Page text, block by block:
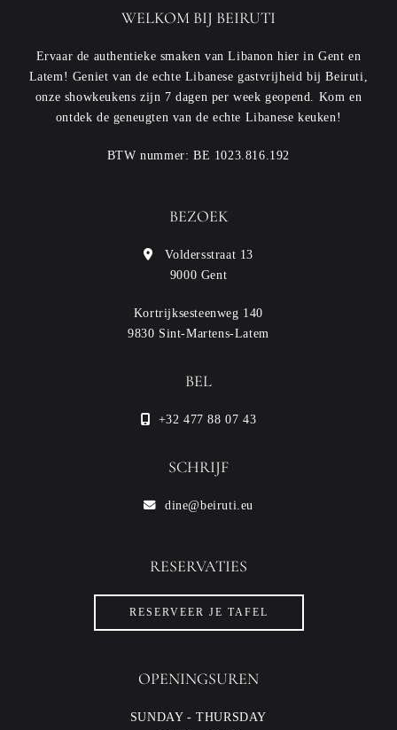
WELKOM BIJ BEIRUTI
Ervaar de authentieke smaken van Libanon hier in Gent en
Latem! Geniet van de echte Libanese gastvrijheid bij Beiruti,
onze showkeukens zijn 7 dagen per week geopend. Kom en
ontdek de geneugten van de echte Libanese keuken!
BTW nummer: BE 1023.816.192
BEZOEK
Voldersstraat 13
9000 Gent
Kortrijksesteenweg 140
9830 Sint-Martens-Latem
BEL
+32 477 88 07 43
SCHRIJF
dine@beiruti.eu
RESERVATIES
RESERVEER JE TAFEL
OPENINGSUREN
SUNDAY - THURSDAY